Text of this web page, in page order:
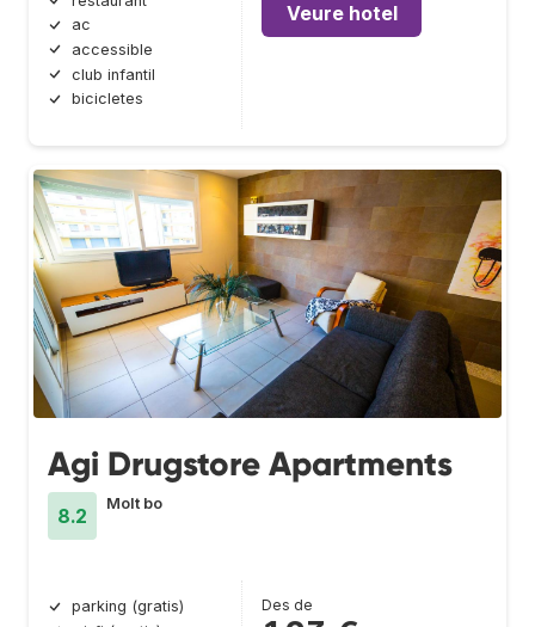
ac
accessible
club infantil
bicicletes
Veure hotel
Agi Drugstore Apartments
8.2
Molt bo
parking (gratis)
Des de